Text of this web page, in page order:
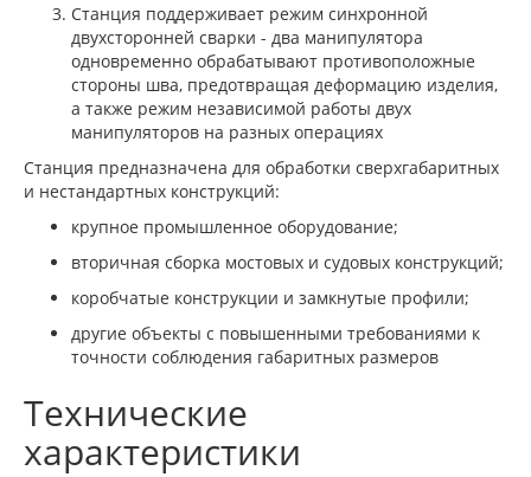
Станция поддерживает режим синхронной
двухсторонней сварки - два манипулятора
одновременно обрабатывают противоположные
стороны шва, предотвращая деформацию изделия,
а также режим независимой работы двух
манипуляторов на разных операциях
Станция предназначена для обработки сверхгабаритных
и нестандартных конструкций:
крупное промышленное оборудование;
вторичная сборка мостовых и судовых конструкций;
коробчатые конструкции и замкнутые профили;
другие объекты с повышенными требованиями к
точности соблюдения габаритных размеров
Технические
характеристики